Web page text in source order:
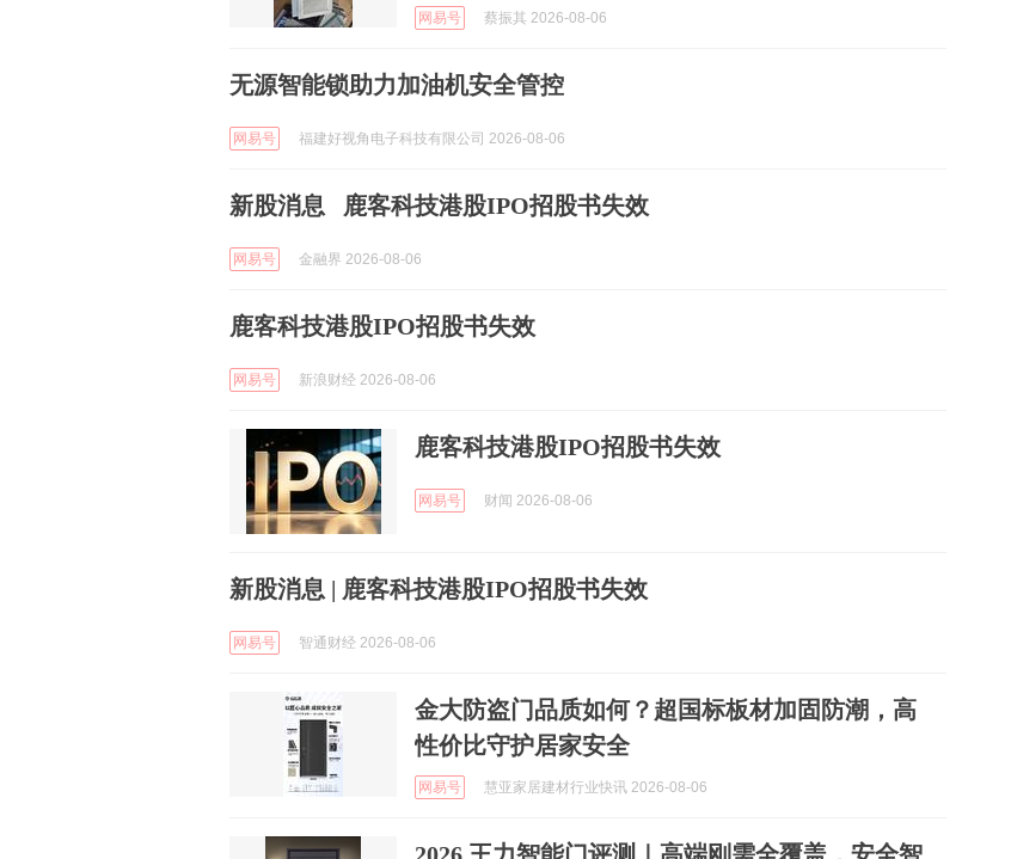
网易号 蔡振其 2026-08-06
无源智能锁助力加油机安全管控
网易号 福建好视角电子科技有限公司 2026-08-06
新股消息 鹿客科技港股IPO招股书失效
网易号 金融界 2026-08-06
鹿客科技港股IPO招股书失效
网易号 新浪财经 2026-08-06
鹿客科技港股IPO招股书失效
网易号 财闻 2026-08-06
新股消息 | 鹿客科技港股IPO招股书失效
网易号 智通财经 2026-08-06
金大防盗门品质如何？超国标板材加固防潮，高
性价比守护居家安全
网易号 慧亚家居建材行业快讯 2026-08-06